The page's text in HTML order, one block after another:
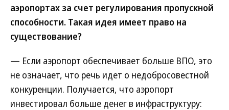
аэропортах за счет регулирования пропускной
способности. Такая идея имеет право на
существование?
— Если аэропорт обеспечивает больше ВПО, это
не означает, что речь идет о недобросовестной
конкуренции. Получается, что аэропорт
инвестировал больше денег в инфраструктуру: